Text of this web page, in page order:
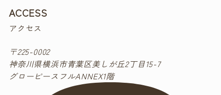
ACCESS
アクセス
〒225-0002
神奈川県横浜市青葉区美しが丘2丁目15-7
グローピースフルANNEX1階